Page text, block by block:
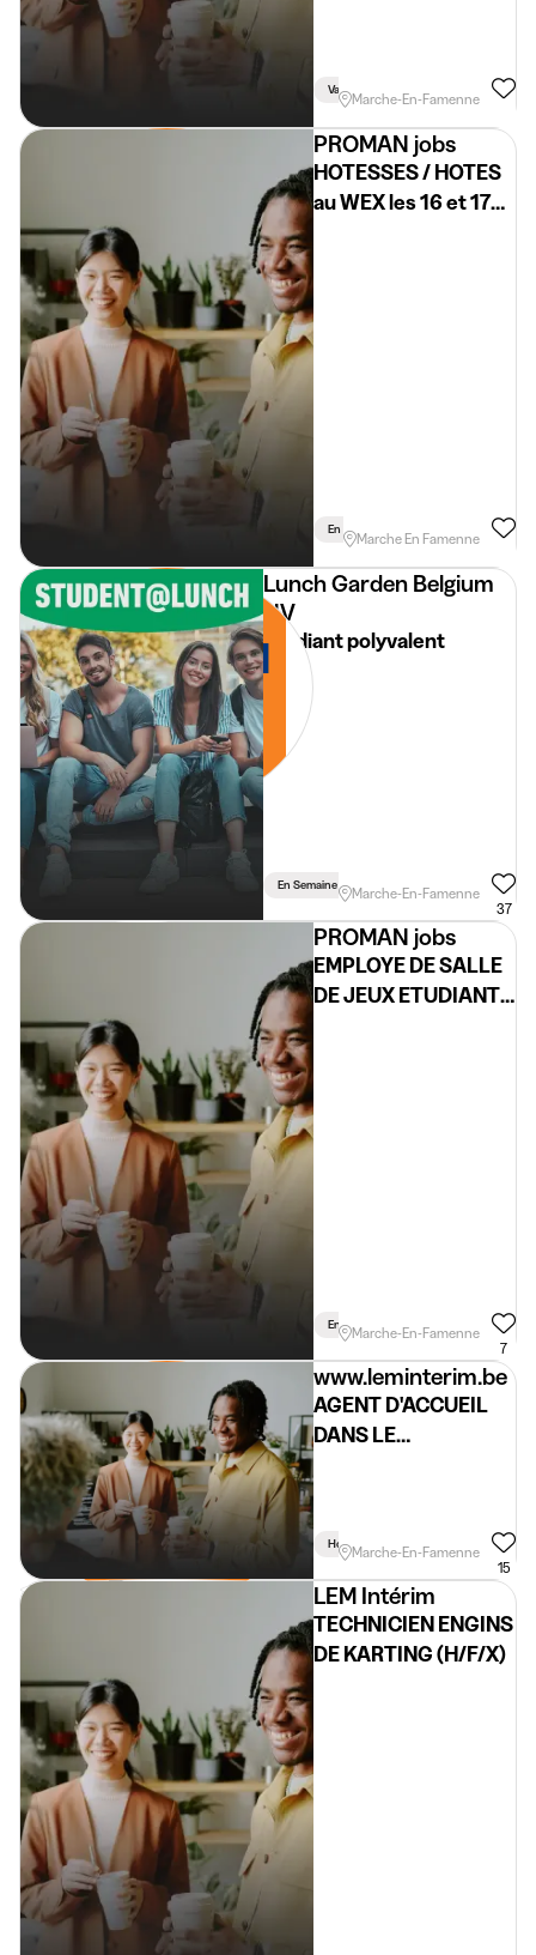
Vacances
Marche-En-Famenne
PROMAN jobs
HOTESSES / HOTES
au WEX les 16 et 17
En Semaine
Marche En Famenne
Lunch Garden Belgium
NV
Etudiant polyvalent
En Semaine Vacances Weekend
Marche-En-Famenne
37
PROMAN jobs
EMPLOYE DE SALLE
DE JEUX ETUDIANT
En Semaine Weekend Soir
Marche-En-Famenne
7
www.leminterim.be
AGENT D'ACCUEIL
DANS LE
DIVERTISSEMENT
(JOB ETUDIANT)
Horaire Flexible
Marche-En-Famenne
15
LEM Intérim
TECHNICIEN ENGINS
DE KARTING (H/F/X)